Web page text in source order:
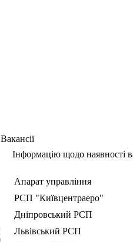
Вакансії
Інформацію щодо наявності
Апарат управління
РСП "Київцентраеро"
Дніпровський РСП
Львівський РСП